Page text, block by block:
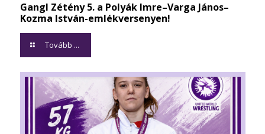
Gangl Zétény 5. a Polyák Imre–Varga János–
Kozma István-emlékversenyen!
Tovább ...